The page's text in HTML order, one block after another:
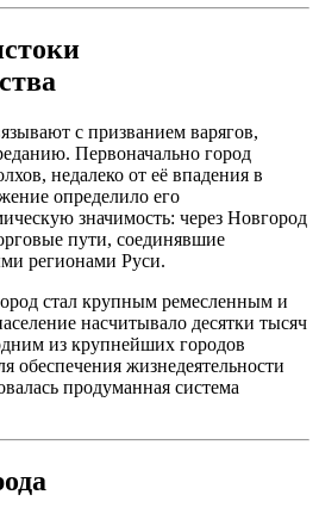
с призванием варягов,
Первоначально город
недалеко от её впадения в
определило его
значимость: через Новгород
пути, соединявшие
регионами Руси.
стал крупным ремесленным и
насчитывало десятки тысяч
из крупнейших городов
обеспечения жизнедеятельности
продуманная система